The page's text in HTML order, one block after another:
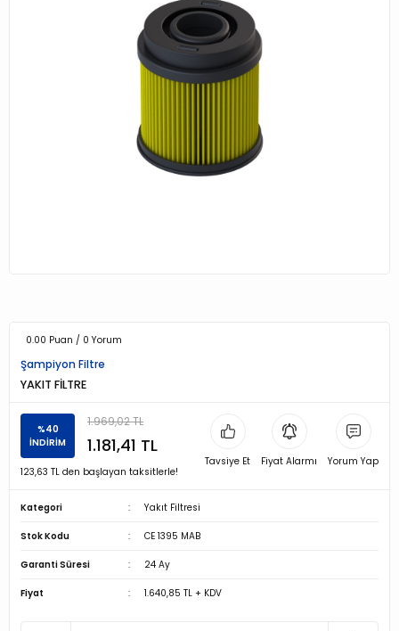
0.00 Puan / 0 Yorum
Şampiyon Filtre
YAKIT FİLTRE
%40
İNDİRİM
1.969,02 TL
1.181,41 TL
123,63 TL den başlayan taksitlerle!
Tavsiye Et Fiyat Alarmı Yorum Yap
Kategori Yakıt Filtresi
Stok Kodu CE 1395 MAB
Garanti Süresi 24 Ay
Fiyat 1.640,85 TL + KDV